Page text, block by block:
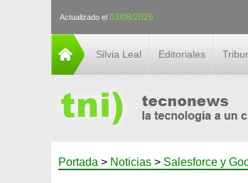
Actualizado el 03/08/2026
Silvia Leal Editoriales
Portada > Noticias > Salesforce y